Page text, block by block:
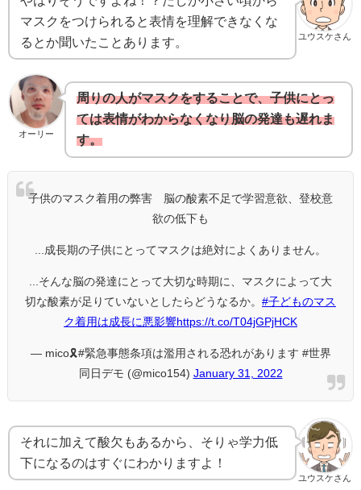
ユウスケさん
マスクをつけられると表情を理解できなくな
るとか聞いたことあります。
オーリー
周りの人がマスクをすることで、子供にとっ
ては表情がわからなくなり脳の発達も遅れま
す。
子供のマスク着用の弊害 脳の酸素不足で学習意欲、登校意
欲の低下も
...成長期の子供にとってマスクは絶対によくありません。
...そんな脳の発達にとって大切な時期に、マスクによって大
切な酸素が足りていないとしたらどうなるか。 #子どものマス
ク着用は成長に悪影響https://t.co/T04jGPjHCK
— mico🎗️#緊急事態条項は濫用される恐れがあります #世界
同日デモ (@mico154) January 31, 2022
ユウスケさん
それに加えて酸欠もあるから、そりゃ学力低
下になるのはすぐにわかりますよ！